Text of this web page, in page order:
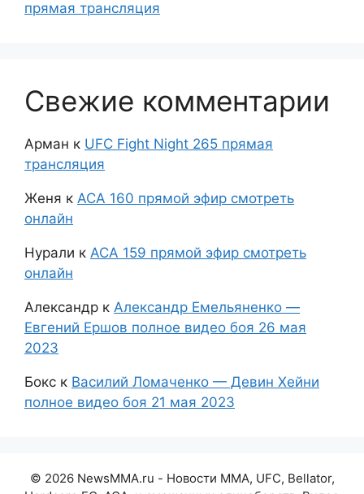
прямая трансляция
Свежие комментарии
Арман к UFC Fight Night 265 прямая
трансляция
Женя к АСА 160 прямой эфир смотреть
онлайн
Нурали к АСА 159 прямой эфир смотреть
онлайн
Александр к Александр Емельяненко —
Евгений Ершов полное видео боя 26 мая
2023
Бокс к Василий Ломаченко — Девин Хейни
полное видео боя 21 мая 2023
© 2026 NewsMMA.ru - Новости ММА, UFC, Bellator,